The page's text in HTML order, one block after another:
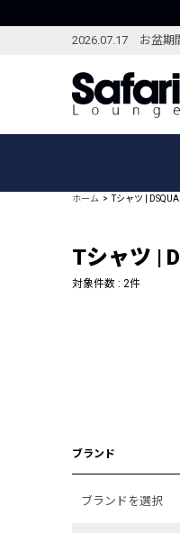
2026.07.17 お盆期
ブランドから探す
新着アイテム
編集部のおすすめアイ
ホーム Tシャツ |
Tシャツ |
対象件数 : 2件
ブランド
ブランドを選択